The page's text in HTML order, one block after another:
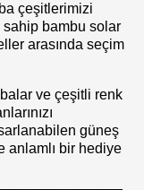
çeşitlerimizi
bambu solar
arasında seçim
ve çeşitli renk
güneş
anlamlı bir hediye